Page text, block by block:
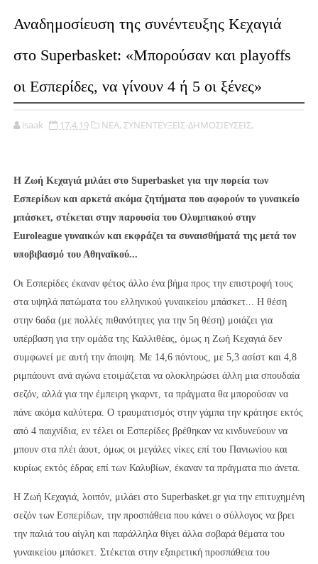
Αναδημοσίευση της συνέντευξης Κεχαγιά
στο Superbasket: «Μπορούσαν και playoffs
οι Εσπερίδες, να γίνουν 4 ή 5 οι ξένες»
isaak 17.4.19 ΝΕΑ, ΣΥΝΕΝΤΕΥΞΕΙΣ-ΔΗΜΟΣΙΕΥΣΕΙΣ,
Η Ζωή Κεχαγιά μιλάει στο Superbasket για την πορεία των
Εσπερίδων και αρκετά ακόμα ζητήματα που αφορούν το γυναικείο
μπάσκετ, στέκεται στην παρουσία του Ολυμπιακού στην
Euroleague γυναικών και εκφράζει τα συναισθήματά της μετά τον
υποβιβασμό του Αθηναϊκού...
Οι Εσπερίδες έκαναν φέτος άλλο ένα βήμα προς την επιστροφή τους
στα υψηλά πατώματα του ελληνικού γυναικείου μπάσκετ... Η θέση
στην 6αδα (με πολλές πιθανότητες για την 5η θέση) μοιάζει για
υπέρβαση για την ομάδα της Καλλιθέας, όμως η Ζωή Κεχαγιά δεν
συμφωνεί με αυτή την άποψη. Με 14,6 πόντους, με 5,3 ασίστ και 4,8
ριμπάουντ ανά αγώνα ετοιμάζεται να ολοκληρώσει άλλη μια σπουδαία
σεζόν, αλλά για την έμπειρη γκαρντ, τα πράγματα θα μπορούσαν να
πάνε ακόμα καλύτερα. Ο τραυματισμός στην γάμπα την κράτησε εκτός
από 4 παιχνίδια, εν τέλει οι Εσπερίδες βρέθηκαν να κινδυνεύουν να
μπουν στα πλέι άουτ, όμως οι μεγάλες νίκες επί του Πανιωνίου και
κυρίως εκτός έδρας επί των Καλυβίων, έκαναν τα πράγματα πιο άνετα.
Η Ζωή Κεχαγιά, λοιπόν, μιλάει στο Superbasket.gr για την επιτυχημένη
σεζόν των Εσπερίδων, την προσπάθεια που κάνει ο σύλλογος να βρει
την παλιά του αίγλη και παράλληλα θίγει άλλα σοβαρά θέματα του
γυναικείου μπάσκετ. Στέκεται στην εξαιρετική προσπάθεια του